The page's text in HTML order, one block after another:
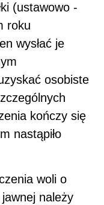
(ustawowo -
roku
wysłać je
osobiste
kończy się
nastąpiło
woli o
należy